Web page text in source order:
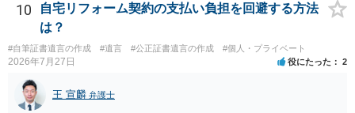
10
自宅リフォーム契約の支払い負担を回避する方法
は？
#自筆証書遺言の作成 #遺言 #公正証書遺言の作成 #個人・プライベート
2026年7月27日 役にたった 2
王 宣麟 弁護士